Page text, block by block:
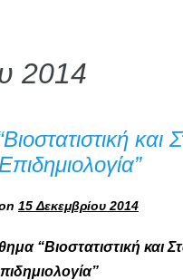
2014
και
15 Δεκεμβρίου 2014
“Βιοστατιστική και